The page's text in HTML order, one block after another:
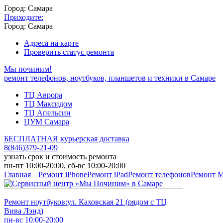
Город: Самара
Приходите:
Город: Самара
Адреса на карте
Проверить статус ремонта
Мы починим!
ремонт телефонов, ноутбуков, планшетов и техники в Самаре
ТЦ Аврора
ТЦ Максидом
ТЦ Апельсин
ЦУМ Самара
БЕСПЛАТНАЯ курьерская доставка
8(846)379-21-09
узнать срок и стоимость ремонта
пн-пт 10:00-20:00, сб-вс 10:00-20:00
Главная
Ремонт iPhoneРемонт iPadРемонт телефоновРемонт
Ремонт ноутбуков:ул. Каховская 21 (рядом с ТЦ
Вива Лэнд)
пн-вс 10:00-20:00